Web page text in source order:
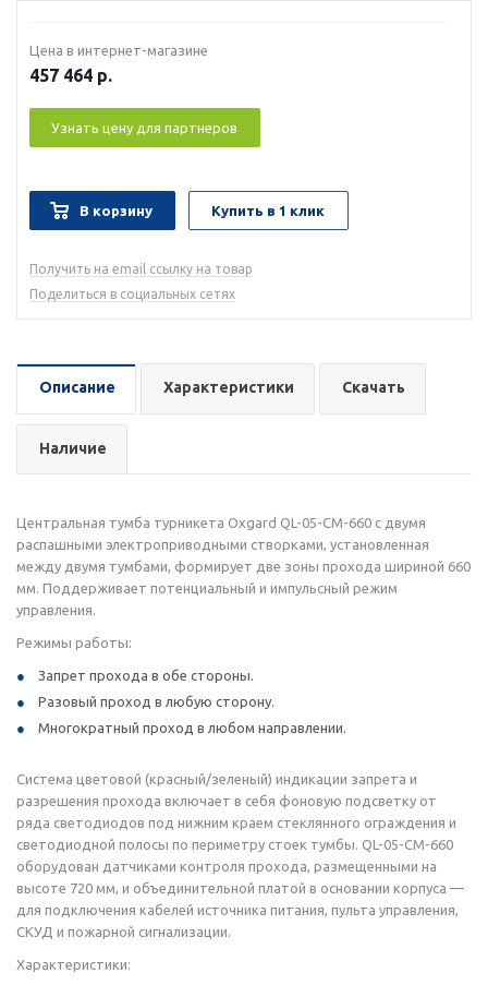
Цена в интернет-магазине
457 464 р.
Узнать цену для партнеров
В корзину Купить в 1 клик
Получить на email ссылку на товар
Поделиться в социальных сетях
Описание Характеристики Скачать
Наличие
Центральная тумба турникета Oxgard QL-05-CM-660 с двумя
распашными электроприводными створками, установленная
между двумя тумбами, формирует две зоны прохода шириной 660
мм. Поддерживает потенциальный и импульсный режим
управления.
Режимы работы:
Запрет прохода в обе стороны.
Разовый проход в любую сторону.
Многократный проход в любом направлении.
Система цветовой (красный/зеленый) индикации запрета и
разрешения прохода включает в себя фоновую подсветку от
ряда светодиодов под нижним краем стеклянного ограждения и
светодиодной полосы по периметру стоек тумбы. QL-05-CM-660
оборудован датчиками контроля прохода, размещенными на
высоте 720 мм, и объединительной платой в основании корпуса —
для подключения кабелей источника питания, пульта управления,
СКУД и пожарной сигнализации.
Характеристики: